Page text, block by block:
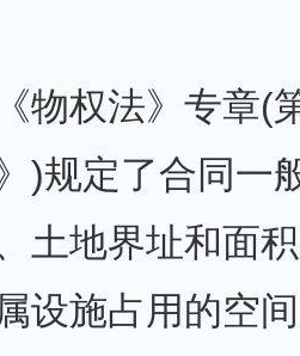
权法》专章(
)规定了合同一
土地界址和面
设施占用的空